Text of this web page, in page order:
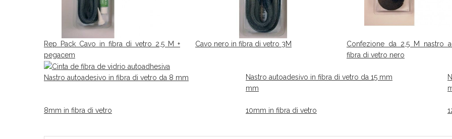
Rep Pack Cavo in fibra di vetro 2,5 M +
pegacem
Cavo nero in fibra di vetro 3M
Confezione da 2,5 M nastro
fibra di vetro nero
Nastro autoadesivo in fibra di vetro da 8 mm
Nastro autoadesivo in fibra di vetro da 15 mm
mm
8mm in fibra di vetro 10mm in fibra di vetro